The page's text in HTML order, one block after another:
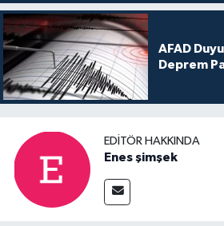
AFAD
Deprem
EDITÖR HAKKINDA
Enes şimşek